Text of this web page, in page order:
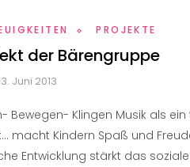
PROJEKTE
der Bärengruppe
Juni 2013
Bewegen- Klingen Musik als ein
macht Kindern Spaß und
Entwicklung stärkt das soziale